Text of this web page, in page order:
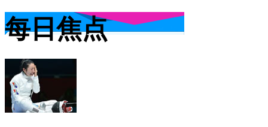
每日焦点